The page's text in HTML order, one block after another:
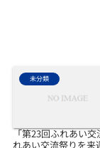
未分類
「第23回ふれあい
れあい交流祭りを